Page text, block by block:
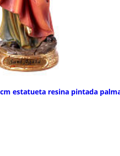
estatueta resina pintada